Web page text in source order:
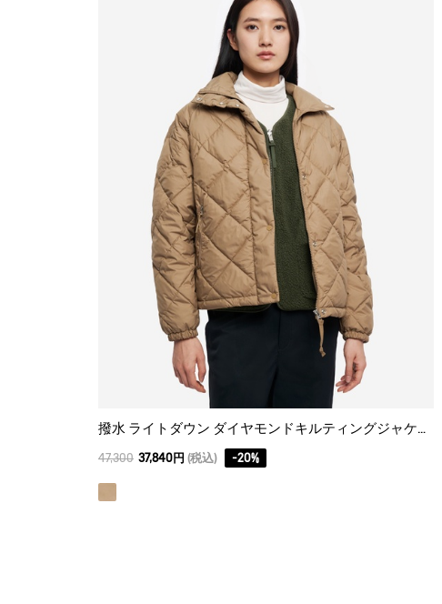
撥水 ライトダウン ダイヤモンドキルティングジャケット
47,300 37,840円 (税込) -20%